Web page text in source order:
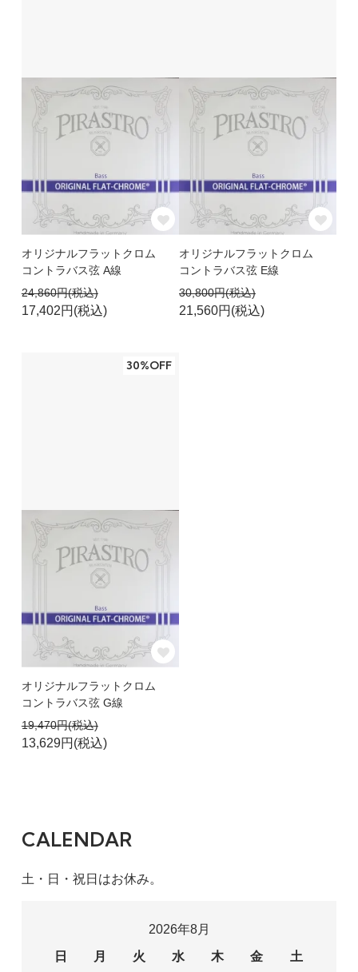
オリジナルフラットクロム
コントラバス弦 A線
24,860円(税込)
17,402円(税込)
オリジナルフラットクロム
コントラバス弦 E線
30,800円(税込)
21,560円(税込)
30%OFF
オリジナルフラットクロム
コントラバス弦 G線
19,470円(税込)
13,629円(税込)
CALENDAR
土・日・祝日はお休み。
2026年8月
日
月 火 水 木 金 土